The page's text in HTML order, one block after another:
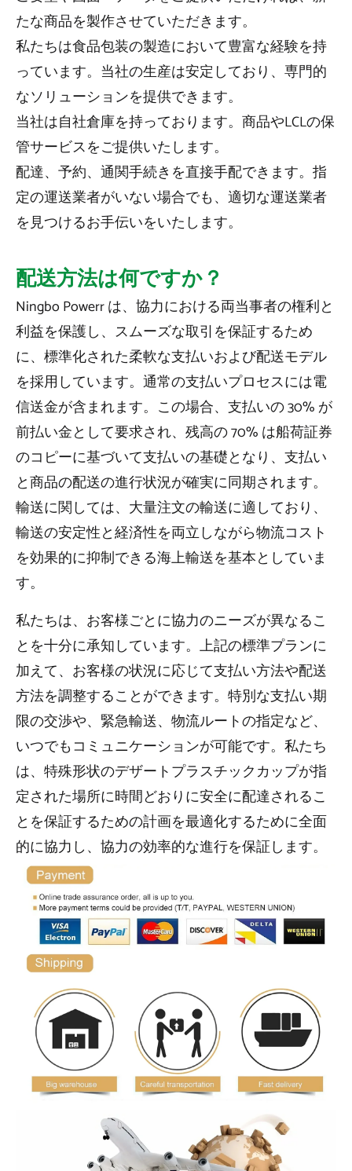
たな商品を製作させていただきます。
私たちは食品包装の製造において豊富な経験を持
っています。当社の生産は安定しており、専門的
なソリューションを提供できます。
当社は自社倉庫を持っております。商品やLCLの保
管サービスをご提供いたします。
配達、予約、通関手続きを直接手配できます。指
定の運送業者がいない場合でも、適切な運送業者
を見つけるお手伝いをいたします。
配送方法は何ですか？
Ningbo Powerr は、協力における両当事者の権利と
利益を保護し、スムーズな取引を保証するため
に、標準化された柔軟な支払いおよび配送モデル
を採用しています。通常の支払いプロセスには電
信送金が含まれます。この場合、支払いの 30% が
前払い金として要求され、残高の 70% は船荷証券
のコピーに基づいて支払いの基礎となり、支払い
と商品の配送の進行状況が確実に同期されます。
輸送に関しては、大量注文の輸送に適しており、
輸送の安定性と経済性を両立しながら物流コスト
を効果的に抑制できる海上輸送を基本としていま
す。
私たちは、お客様ごとに協力のニーズが異なるこ
とを十分に承知しています。上記の標準プランに
加えて、お客様の状況に応じて支払い方法や配送
方法を調整することができます。特別な支払い期
限の交渉や、緊急輸送、物流ルートの指定など、
いつでもコミュニケーションが可能です。私たち
は、特殊形状のデザートプラスチックカップが指
定された場所に時間どおりに安全に配達されるこ
とを保証するための計画を最適化するために全面
的に協力し、協力の効率的な進行を保証します。